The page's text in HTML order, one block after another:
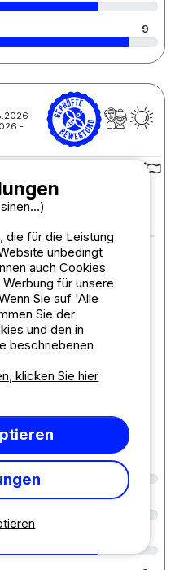
9
-
:
van het zwembad en de
Superieur 2
alle gemakken voorzien.
riante ... Mehr lesen
im Detail
die für die Leistung
unbedingt
auch Cookies
für unsere
Sie auf 'Alle
Sie der
und den in
beschriebenen
klicken Sie hier